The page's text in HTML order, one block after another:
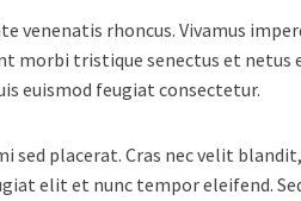
venenatis rhoncus. Vivamus
morbi tristique senectus et netus
euismod feugiat consectetur.
sed placerat. Cras nec velit
elit et nunc tempor eleifend.